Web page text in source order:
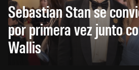
Sebastian Stan se
por primera vez junto
Wallis